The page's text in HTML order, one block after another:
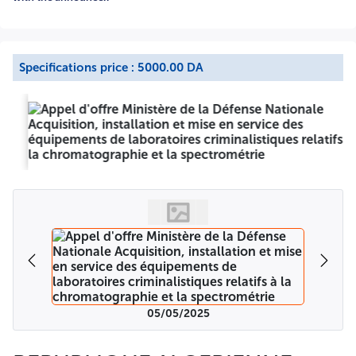
budget de l'état » ouvert auprès de la Trésorerie Centrale
Une(01) copie d'une pièce d'identité en cours de validité,
Une(01) lettre d'accréditation, délivrée par le candidat à la
soumission; Une(01) copie du registre de commerce de la
société; La copie originale du bon de versement de la
somme citée ci-dessus Les offres comprenant les pièces et
documerts exigés dans le cahier des charges devront être
scindées en trois (03) parties Un(01) dossier de candidature
comprenant les documents requis dans le cahier des
documents requis dans le cahier des charges. Une(01) offre
financière comprenant les documents requis dans le cahier
des charges. Le dossier de candidature est inséré dans une
enveloppe séparée de celle des offres technique et
financière anonyme et comportant sur l'extérieur la
mention « dossier candidature-Appel d'offres national
ouvert n° 228 /2025/TA6-l'objet de l'appel d'offre ». Les
offres technique et financière sont insérées dans deux
enveloppes séparées, anonymes et fermées, indiquant sur
l'extérieure de chacune, respectivement les mentions: «
ouvert n° 228 /2025/TA6-l'objet de l'appel d'offres » et «
Specifications price : 5000.00 DA
05/05/2025